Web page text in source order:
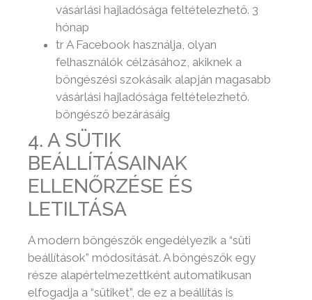
vásárlási hajladósága feltételezhető. 3
hónap
tr A Facebook használja, olyan
felhasználók célzásához, akiknek a
böngészési szokásaik alapján magasabb
vásárlási hajladósága feltételezhető.
böngésző bezárásáig
4. A SÜTIK
BEÁLLÍTÁSAINAK
ELLENŐRZÉSE ÉS
LETILTÁSA
A modern böngészők engedélyezik a “süti
beállítások” módosítását. A böngészők egy
része alapértelmezettként automatikusan
elfogadja a “sütiket”, de ez a beállítás is